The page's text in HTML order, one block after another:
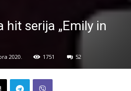
hit serija „Emily in
2020. 1751 52